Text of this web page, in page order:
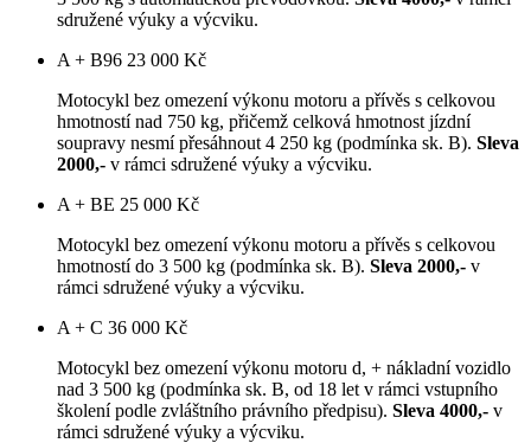
sdružené výuky a výcviku.
A + B96 23 000 Kč
Motocykl bez omezení výkonu motoru a přívěs s celkovou
hmotností nad 750 kg, přičemž celková hmotnost jízdní
soupravy nesmí přesáhnout 4 250 kg (podmínka sk. B). Sleva
2000,- v rámci sdružené výuky a výcviku.
A + BE 25 000 Kč
Motocykl bez omezení výkonu motoru a přívěs s celkovou
hmotností do 3 500 kg (podmínka sk. B). Sleva 2000,- v
rámci sdružené výuky a výcviku.
A + C 36 000 Kč
Motocykl bez omezení výkonu motoru d, + nákladní vozidlo
nad 3 500 kg (podmínka sk. B, od 18 let v rámci vstupního
školení podle zvláštního právního předpisu). Sleva 4000,- v
rámci sdružené výuky a výcviku.